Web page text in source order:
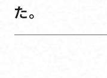
た。